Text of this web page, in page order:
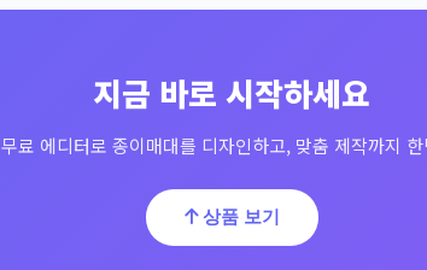
지금 바로 시작하세요
무료 에디터로 종이매대를 디자인하고, 맞춤 제작까지
상품 보기